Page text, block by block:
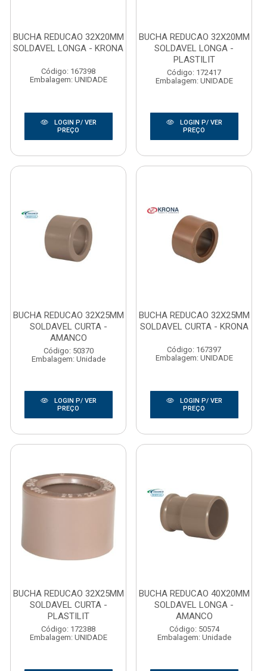
BUCHA REDUCAO 32X20MM
SOLDAVEL LONGA - KRONA
Código: 167398
Embalagem: UNIDADE
LOGIN P/ VER
PREÇO
BUCHA REDUCAO 32X20MM
SOLDAVEL LONGA -
PLASTILIT
Código: 172417
Embalagem: UNIDADE
LOGIN P/ VER
PREÇO
BUCHA REDUCAO 32X25MM
SOLDAVEL CURTA -
AMANCO
Código: 50370
Embalagem: Unidade
LOGIN P/ VER
PREÇO
BUCHA REDUCAO 32X25MM
SOLDAVEL CURTA - KRONA
Código: 167397
Embalagem: UNIDADE
LOGIN P/ VER
PREÇO
BUCHA REDUCAO 32X25MM
SOLDAVEL CURTA -
PLASTILIT
Código: 172388
Embalagem: UNIDADE
BUCHA REDUCAO 40X20MM
SOLDAVEL LONGA -
AMANCO
Código: 50574
Embalagem: Unidade